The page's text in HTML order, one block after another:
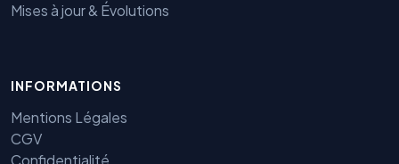
Mises à jour & Évolutions
INFORMATIONS
Mentions Légales
CGV